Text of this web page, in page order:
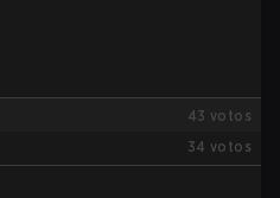
43 votos
34 votos